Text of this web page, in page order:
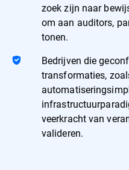
zoek zijn naar
om aan auditors,
tonen.
Bedrijven die
transformaties,
veerkracht van
valideren.